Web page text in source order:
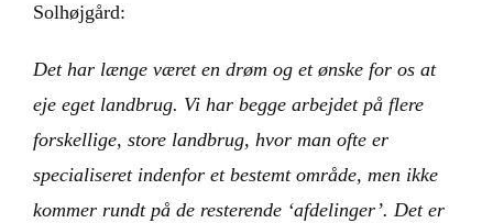
Solhøjgård:
Det har længe været en drøm og et ønske for os at
eje eget landbrug. Vi har begge arbejdet på flere
forskellige, store landbrug, hvor man ofte er
specialiseret indenfor et bestemt område, men ikke
kommer rundt på de resterende ‘afdelinger’. Det er